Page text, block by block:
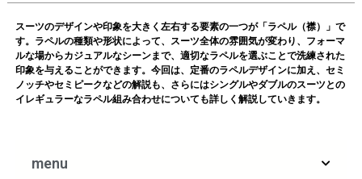
スーツのデザインや印象を大きく左右する要素の一つが「ラペル（襟）」で
す。ラペルの種類や形状によって、スーツ全体の雰囲気が変わり、フォーマ
ルな場からカジュアルなシーンまで、適切なラペルを選ぶことで洗練された
印象を与えることができます。今回は、定番のラペルデザインに加え、セミ
ノッチやセミピークなどの解説も、さらにはシングルやダブルのスーツとの
イレギュラーなラペル組み合わせについても詳しく解説していきます。
menu